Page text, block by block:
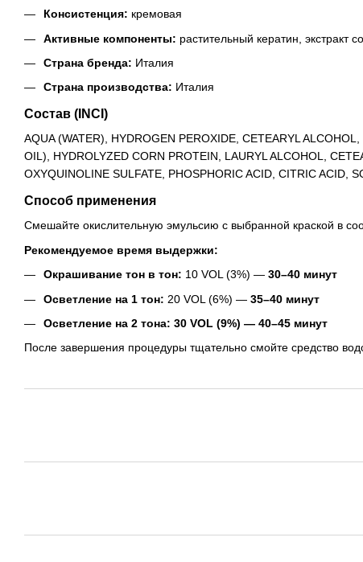
Консистенция: кремовая
Активные компоненты: растительный кератин, экстракт
Страна бренда: Италия
Страна производства: Италия
Состав (INCI)
AQUA (WATER), HYDROGEN PEROXIDE, CETEARYL
OIL), HYDROLYZED CORN PROTEIN, LAURYL ALCOHOL,
OXYQUINOLINE SULFATE, PHOSPHORIC ACID, CITRIC ACID,
Способ применения
Смешайте окислительную эмульсию с выбранной краской в
Рекомендуемое время выдержки:
Окрашивание тон в тон: 10 VOL (3%) — 30–40 минут
Осветление на 1 тон: 20 VOL (6%) — 35–40 минут
Осветление на 2 тона: 30 VOL (9%) — 40–45 минут
После завершения процедуры тщательно смойте средство